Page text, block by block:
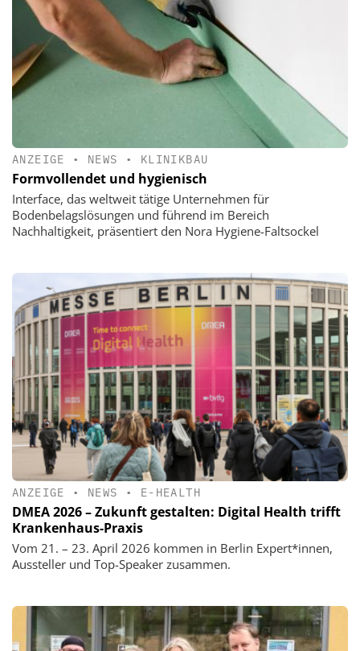
ANZEIGE • NEWS • KLINIKBAU
Formvollendet und hygienisch
Interface, das weltweit tätige Unternehmen für
Bodenbelagslösungen und führend im Bereich
Nachhaltigkeit, präsentiert den Nora Hygiene-Faltsockel
ANZEIGE • NEWS • E-HEALTH
DMEA 2026 – Zukunft gestalten: Digital Health trifft
Krankenhaus-Praxis
Vom 21. – 23. April 2026 kommen in Berlin Expert*innen,
Aussteller und Top-Speaker zusammen.